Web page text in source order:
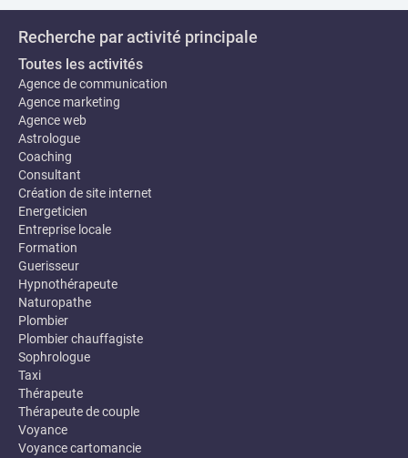
Recherche par activité principale
Toutes les activités
Agence de communication
Agence marketing
Agence web
Astrologue
Coaching
Consultant
Création de site internet
Energeticien
Entreprise locale
Formation
Guerisseur
Hypnothérapeute
Naturopathe
Plombier
Plombier chauffagiste
Sophrologue
Taxi
Thérapeute
Thérapeute de couple
Voyance
Voyance cartomancie